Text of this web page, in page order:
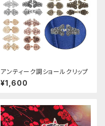
アンティーク調ショールクリップ
¥1,600